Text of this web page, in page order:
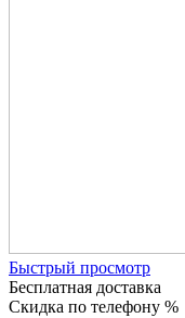
Быстрый просмотр
Бесплатная доставка
Скидка по телефону %